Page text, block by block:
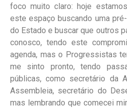
foco muito claro: hoje
este espaço buscando uma
do Estado e buscar que outros
conosco, tendo este
agenda, mas o Progressistas
me sinto pronto, tendo
públicas, como secretário da
Assembleia, secretário do
mas lembrando que comecei